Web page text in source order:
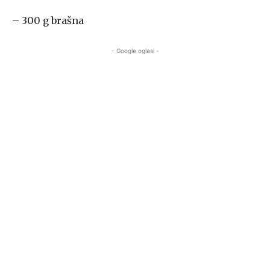
– 300 g brašna
- Google oglasi -